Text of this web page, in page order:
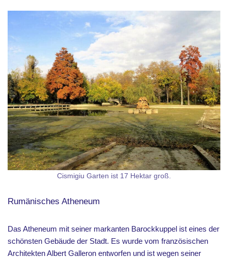
Cismigiu Garten ist 17 Hektar groß.
Rumänisches Atheneum
Das Atheneum mit seiner markanten Barockkuppel ist eines der
schönsten Gebäude der Stadt. Es wurde vom französischen
Architekten Albert Galleron entworfen und ist wegen seiner